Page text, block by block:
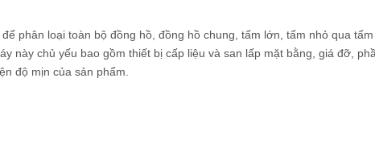
phân loại toàn bộ đồng hồ, đồng hồ chung, tấm lớn, tấm nhỏ qua
này chủ yếu bao gồm thiết bị cấp liệu và san lấp mặt bằng, giá đỡ,
độ mịn của sản phẩm.